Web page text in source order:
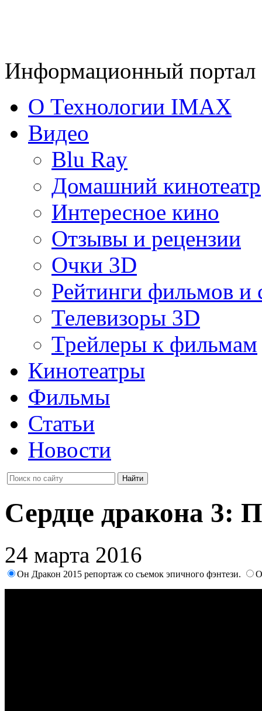
Информационный портал
О Технологии IMAX
Видео
Blu Ray
Домашний кинотеатр
Интересное кино
Отзывы и рецензии
Очки 3D
Рейтинги фильмов и
Телевизоры 3D
Трейлеры к фильмам
Кинотеатры
Фильмы
Статьи
Новости
Сердце дракона 3:
24 марта 2016
Он Дракон 2015 репортаж со съемок эпичного фэнтези.